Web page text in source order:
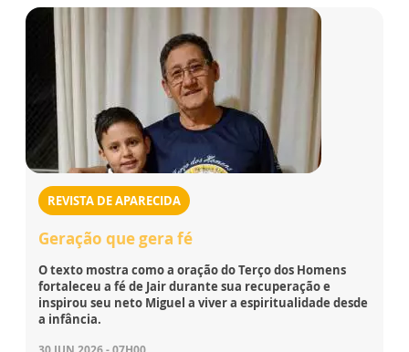
REVISTA DE APARECIDA
Geração que gera fé
O texto mostra como a oração do Terço dos Homens
fortaleceu a fé de Jair durante sua recuperação e
inspirou seu neto Miguel a viver a espiritualidade desde
a infância.